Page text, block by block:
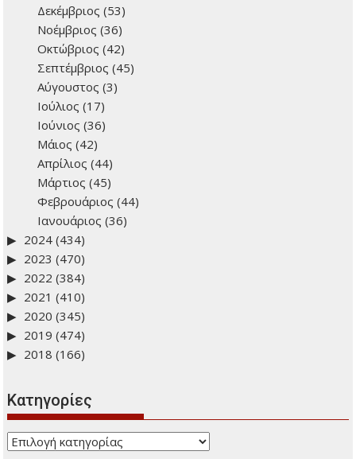
Δεκέμβριος (53)
Νοέμβριος (36)
Οκτώβριος (42)
Σεπτέμβριος (45)
Αύγουστος (3)
Ιούλιος (17)
Ιούνιος (36)
Μάιος (42)
Απρίλιος (44)
Μάρτιος (45)
Φεβρουάριος (44)
Ιανουάριος (36)
2024 (434)
2023 (470)
2022 (384)
2021 (410)
2020 (345)
2019 (474)
2018 (166)
Kατηγορίες
Kατηγορίες